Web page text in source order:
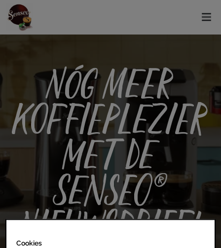
NÓG MEER
KOFFIEPLEZIER
MET DE
SENSEO®
NIEUWSBRIEF!
Cookies